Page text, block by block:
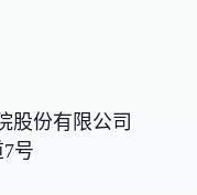
股份有限公司
号